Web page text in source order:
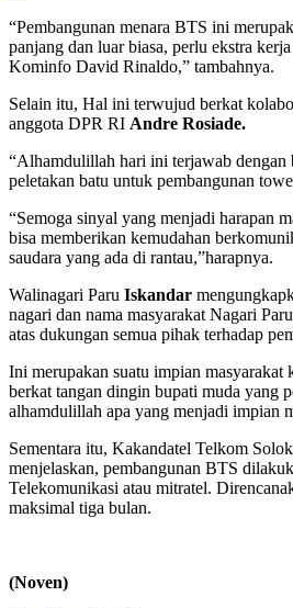
“Pembangunan menara BTS ini
panjang dan luar biasa, perlu ekstra
Kominfo David Rinaldo,” tambahnya.
Selain itu, Hal ini terwujud berkat
anggota DPR RI Andre Rosiade.
“Alhamdulillah hari ini terjawab dengan
peletakan batu untuk pembangunan
“Semoga sinyal yang menjadi harapan
bisa memberikan kemudahan
saudara yang ada di rantau,”harapnya.
Walinagari Paru Iskandar
nagari dan nama masyarakat Nagari
atas dukungan semua pihak terhadap
Ini merupakan suatu impian masyarakat
berkat tangan dingin bupati muda yang
alhamdulillah apa yang menjadi impian
Sementara itu, Kakandatel Telkom Solok
menjelaskan, pembangunan BTS
Telekomunikasi atau mitratel.
maksimal tiga bulan.
(Noven)